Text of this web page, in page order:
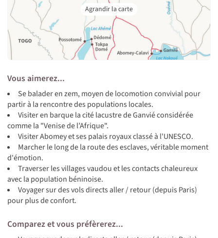
Vous aimerez...
Se balader en zem, moyen de locomotion convivial pour
partir à la rencontre des populations locales.
Visiter en barque la cité lacustre de Ganvié considérée
comme la "Venise de l’Afrique".
Visiter Abomey et ses palais royaux classé à l'UNESCO.
Marcher le long de la route des esclaves, véritable moment
d'émotion.
Traverser les villages vaudou et les contacts chaleureux
avec la population béninoise.
Voyager sur des vols directs aller / retour (depuis Paris)
pour plus de confort.
Comparez et vous préfèrerez...